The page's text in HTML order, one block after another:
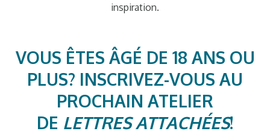
inspiration.
VOUS ÊTES ÂGÉ DE 18 ANS OU
PLUS? INSCRIVEZ-VOUS AU
PROCHAIN ATELIER
DE LETTRES ATTACHÉES!